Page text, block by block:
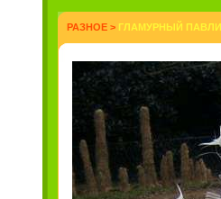
РАЗНОЕ > ГЛАМУРНЫЙ